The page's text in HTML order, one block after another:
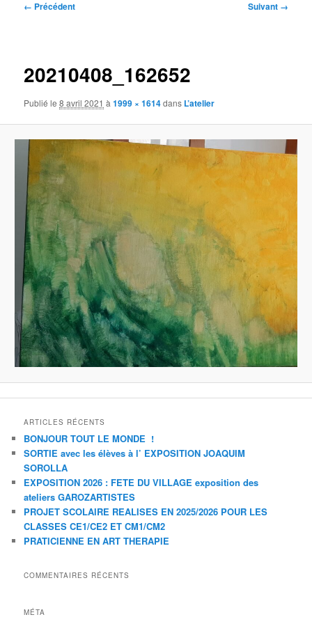
Navigation
← Précédent Suivant →
20210408_162652
Publié le8 avril 2021 à1999 × 1614dans L’atelier
ARTICLES RÉCENTS
BONJOUR TOUT LE MONDE !
SORTIE avec les élèves à l’ EXPOSITION JOAQUIM
SOROLLA
EXPOSITION 2026 : FETE DU VILLAGE exposition des
ateliers GAROZARTISTES
PROJET SCOLAIRE REALISES EN 2025/2026 POUR LES
CLASSES CE1/CE2 ET CM1/CM2
PRATICIENNE EN ART THERAPIE
COMMENTAIRES RÉCENTS
MÉTA